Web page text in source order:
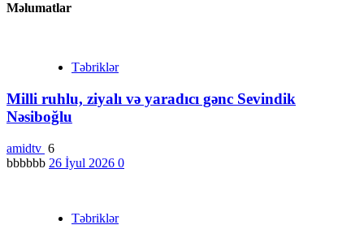
Məlumatlar
Təbriklər
Milli ruhlu, ziyalı və yaradıcı gənc Sevindik
Nəsiboğlu
amidtv 6
bbbbbb 26 İyul 2026 0
Təbriklər